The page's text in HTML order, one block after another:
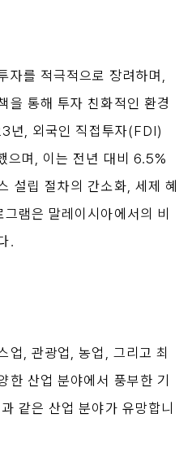
자를 적극적으로 장려하며,
을 통해 투자 친화적인 환경
년, 외국인 직접투자(FDI)
으며, 이는 전년 대비 6.5%
설립 절차의 간소화, 세제 혜
램은 말레이시아에서의 비
.
업, 관광업, 농업, 그리고 최
한 산업 분야에서 풍부한 기
같은 산업 분야가 유망합니